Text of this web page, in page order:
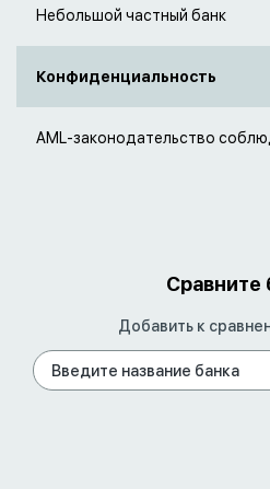
Небольшой частный банк
Конфиденциальность
AML-законодательство
Сравните
Добавить к